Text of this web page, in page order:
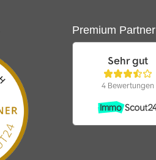
Premium Partner